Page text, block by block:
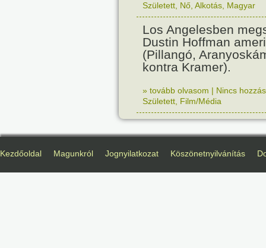
Született Nő Alkotás Magyar
Los Angelesben
Dustin Hoffman
(Pillangó,
kontra Kramer).
» tovább olvasom | Nincs
Született Film/Média
Kezdőoldal Magunkról Jognyilatkozat Köszönetnyilvánítás